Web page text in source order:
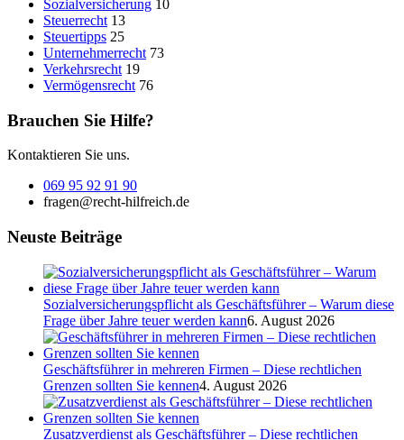
Sozialversicherung 10
Steuerrecht 13
Steuertipps 25
Unternehmerrecht 73
Verkehrsrecht 19
Vermögensrecht 76
Brauchen Sie Hilfe?
Kontaktieren Sie uns.
069 95 92 91 90
fragen@recht-hilfreich.de
Neuste Beiträge
Sozialversicherungspflicht als Geschäftsführer – Warum diese
Frage über Jahre teuer werden kann6. August 2026
Geschäftsführer in mehreren Firmen – Diese rechtlichen
Grenzen sollten Sie kennen4. August 2026
Zusatzverdienst als Geschäftsführer – Diese rechtlichen